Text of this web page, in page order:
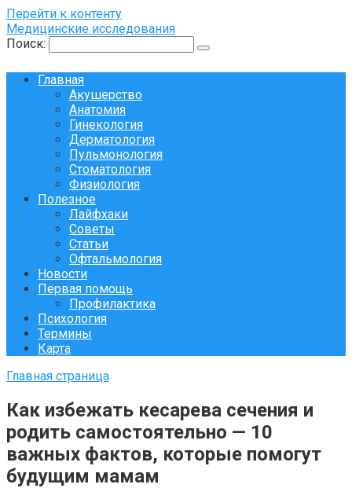
Перейти к контенту
Медицинские исследования
Поиск:
Главная
Акушерство
Анатомия
Гинекология
Дерматология
Пульмонология
Стоматология
Физиология
Полезное
Лайфхаки
Советы
Статьи
Офтальмология
Новости
Первая помощь
Профилактика
Психология
Термины
Карта
Главная страница
Как избежать кесарева сечения и
родить самостоятельно — 10
важных фактов, которые помогут
будущим мамам